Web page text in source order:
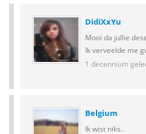
DidiXxYu
Mooi da jullie
Ik verveelde me
1 decennium
Belgium
Ik wist niks..